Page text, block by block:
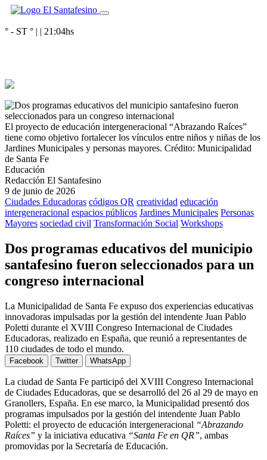
° - ST ° | | 21:04hs
El proyecto de educación intergeneracional “Abrazando Raíces”
tiene como objetivo fortalecer los vínculos entre niños y niñas de los
Jardines Municipales y personas mayores. Crédito: Municipalidad
de Santa Fe
Educación
Redacción El Santafesino
9 de junio de 2026
Ciudades Educadoras códigos QR creatividad educación
intergeneracional espacios públicos Jardines Municipales Personas
Mayores sociedad civil Transformación Social Workshops
Dos programas educativos del municipio
santafesino fueron seleccionados para un
congreso internacional
La Municipalidad de Santa Fe expuso dos experiencias educativas
innovadoras impulsadas por la gestión del intendente Juan Pablo
Poletti durante el XVIII Congreso Internacional de Ciudades
Educadoras, realizado en España, que reunió a representantes de
110 ciudades de todo el mundo.
Facebook Twitter WhatsApp
La ciudad de Santa Fe participó del XVIII Congreso Internacional
de Ciudades Educadoras, que se desarrolló del 26 al 29 de mayo en
Granollers, España. En ese marco, la Municipalidad presentó dos
programas impulsados por la gestión del intendente Juan Pablo
Poletti: el proyecto de educación intergeneracional “Abrazando
Raíces” y la iniciativa educativa “Santa Fe en QR”, ambas
promovidas por la Secretaría de Educación.